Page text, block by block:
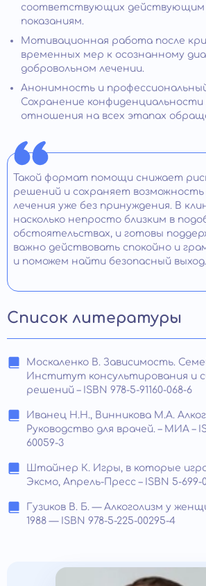
соответствующих действующим
показаниям.
Мотивационная работа после
временных мер к осознанному
добровольном лечении.
Анонимность и
Сохранение конфиденциальности
отношения на всех этапах
Такой формат помощи снижает
решений и сохраняет возможность
лечения уже без принуждения. В
насколько непросто близким в
обстоятельствах, и готовы
важно действовать спокойно и
и поможем найти безопасный выход.
Список литературы
Москаленко В. Зависимость.
Институт консультирования и
решений – ISBN 978-5-91160-068-6
Иванец Н.Н., Винникова М.А.
Руководство для врачей. – МИА –
60059-3
Штайнер К. Игры, в которые
Эксмо, Апрель-Пресс – ISBN 5-699-
Гузиков В. Б. — Алкоголизм у
1988 — ISBN 978-5-225-00295-4